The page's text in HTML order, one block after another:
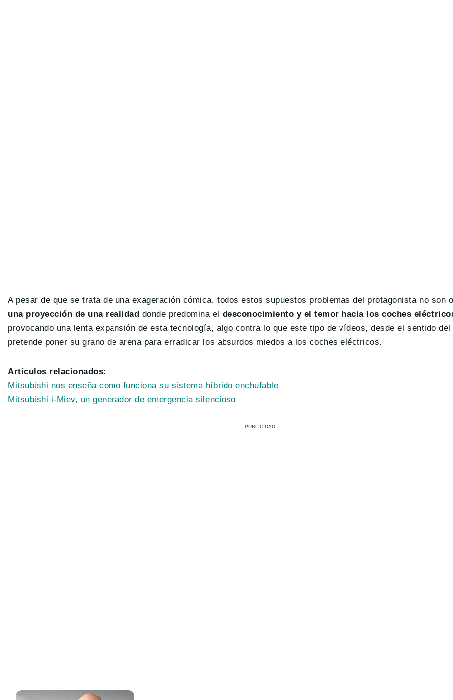
A pesar de que se trata de una exageración cómica, todos estos supuestos problemas del protagonista no son
una proyección de una realidad donde predomina el desconocimiento y el temor hacia los coches
provocando una lenta expansión de esta tecnología, algo contra lo que este tipo de vídeos, desde el sentido del
pretende poner su grano de arena para erradicar los absurdos miedos a los coches eléctricos.
Artículos relacionados:
Mitsubishi nos enseña como funciona su sistema híbrido enchufable
Mitsubishi i-Miev, un generador de emergencia silencioso